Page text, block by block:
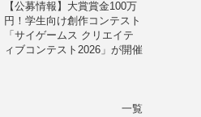
【公募情報】大賞賞金100万
円！学生向け創作コンテスト
「サイゲームス クリエイテ
ィブコンテスト2026」が開催
一覧